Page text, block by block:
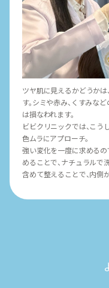
ツヤ肌に見えるかどうか
す。シミや赤み、くすみな
は損なわれます。
ビビクリニックでは、こう
色ムラにアプローチ。
強い変化を一度に求める
めることで、ナチュラルで
含めて整えることで、内側